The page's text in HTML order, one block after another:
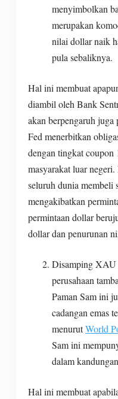
menyimbolkan
merupakan
nilai dollar naik
pula sebaliknya.
Hal ini membuat
diambil oleh Bank
akan berpengaruh juga
Fed menerbitkan
dengan tingkat coupon
masyarakat luar
seluruh dunia membeli
mengakibatkan
permintaan dollar
dollar dan penurunan
Disamping XAU
perusahaan
Paman Sam ini
cadangan emas
menurutWorld
Sam ini
dalam
Hal ini membuat